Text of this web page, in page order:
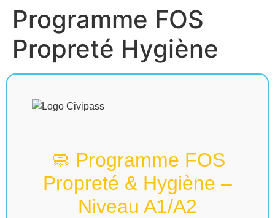
Programme FOS
Propreté Hygiène
🧼 Programme FOS
Propreté & Hygiène –
Niveau A1/A2